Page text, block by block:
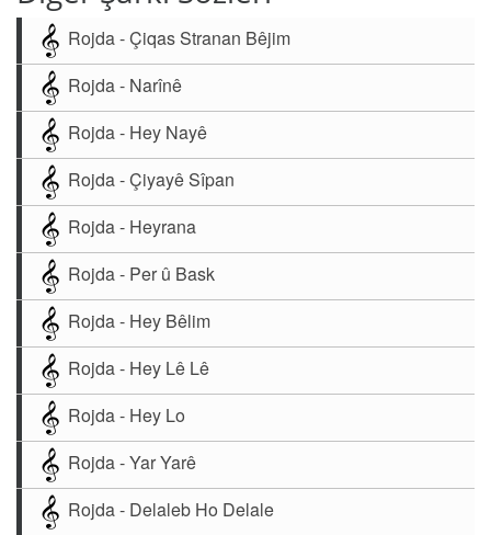
Rojda - Çiqas Stranan Bêjim
Rojda - Narînê
Rojda - Hey Nayê
Rojda - Çiyayê Sîpan
Rojda - Heyrana
Rojda - Per û Bask
Rojda - Hey Bêlim
Rojda - Hey Lê Lê
Rojda - Hey Lo
Rojda - Yar Yarê
Rojda - Delaleb Ho Delale